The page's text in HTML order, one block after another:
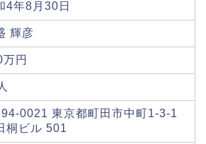
4年8月30日
輝彦
円
0021 東京都町田市中町1-3-1
桐ビル 501